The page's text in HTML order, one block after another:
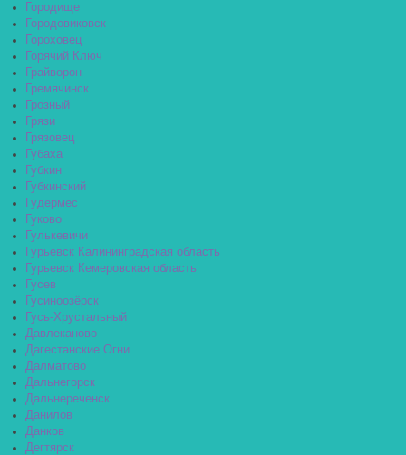
Городище
Городовиковск
Гороховец
Горячий Ключ
Грайворон
Гремячинск
Грозный
Грязи
Грязовец
Губаха
Губкин
Губкинский
Гудермес
Гуково
Гулькевичи
Гурьевск Калининградская область
Гурьевск Кемеровская область
Гусев
Гусиноозёрск
Гусь-Хрустальный
Давлеканово
Дагестанские Огни
Далматово
Дальнегорск
Дальнереченск
Данилов
Данков
Дегтярск